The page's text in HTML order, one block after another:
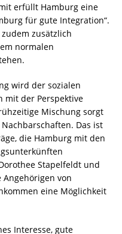
erfüllt Hamburg eine
für gute Integration“.
zusätzlich
normalen
wird der sozialen
mit der Perspektive
Mischung sorgt
Das ist
die Hamburg mit den
Stapelfeldt und
von
eine Möglichkeit
Interesse, gute